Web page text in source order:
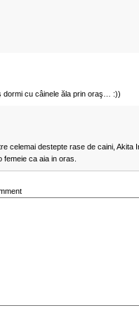
cu câinele ăla prin oraş… :))
celemai destepte rase de caini, Akita
ca aia in oras.